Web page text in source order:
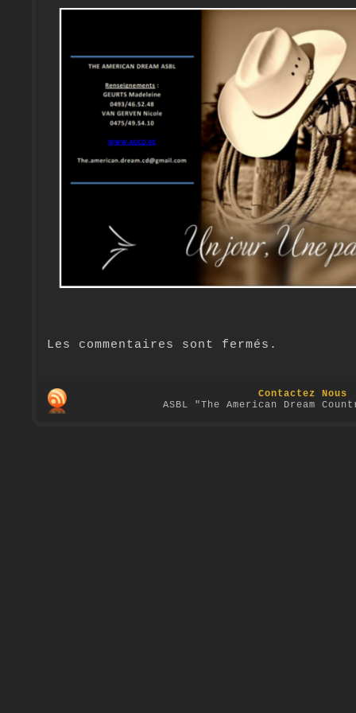
Les commentaires sont fermés.
Contactez Nous
ASBL "The American Dream